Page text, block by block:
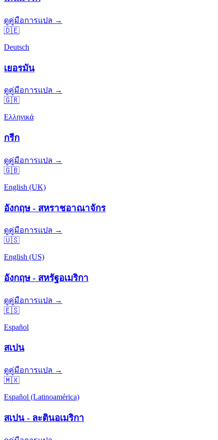
ดูคู่มือการแปล →
🇩🇪
Deutsch
เยอรมัน
ดูคู่มือการแปล →
🇬🇷
Ελληνικά
กรีก
ดูคู่มือการแปล →
🇬🇧
English (UK)
อังกฤษ - สหราชอาณาจักร
ดูคู่มือการแปล →
🇺🇸
English (US)
อังกฤษ - สหรัฐอเมริกา
ดูคู่มือการแปล →
🇪🇸
Español
สเปน
ดูคู่มือการแปล →
🇲🇽
Español (Latinoamérica)
สเปน - ละตินอเมริกา